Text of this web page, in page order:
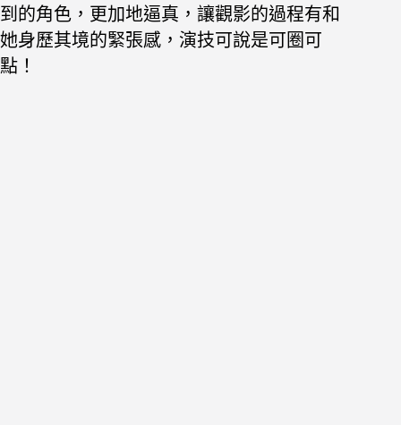
到的角色，更加地逼真，讓觀影的過程有和
她身歷其境的緊張感，演技可說是可圈可
點！